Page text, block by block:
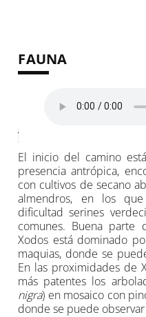
FAUNA
El inicio del camino
presencia antrópica,
con cultivos de secano
almendros, en los
dificultad serines
comunes. Buena parte
Xodos está dominado
maquias, donde se
En las proximidades de
más patentes los
nigra) en mosaico con
donde se puede